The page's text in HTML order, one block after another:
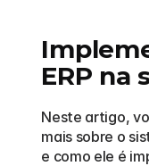
ERP na
Neste artigo,
mais sobre o
e como ele é